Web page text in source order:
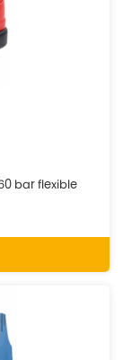
bar flexible